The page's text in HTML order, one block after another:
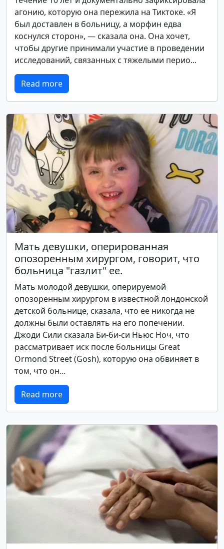
агонию, которую она пережила на Тиктоке. «Я
был доставлен в больницу, а морфин едва
коснулся сторон», — сказала она. Она хочет,
чтобы другие принимали участие в проведении
исследований, связанных с тяжелыми перио...
Read more
Мать девушки, оперированная
опозоренным хирургом, говорит, что
больница "газлит" ее.
Мать молодой девушки, оперируемой
опозоренным хирургом в известной лондонской
детской больнице, сказала, что ее никогда не
должны были оставлять на его попечении.
Джоди Сили сказала Би-би-си Ньюс Ноч, что
рассматривает иск после больницы Great
Ormond Street (Gosh), которую она обвиняет в
том, что он...
Read more